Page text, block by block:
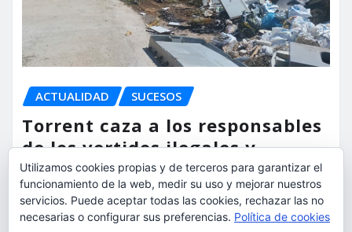
ACTUALIDAD SUCESOS
Torrent caza a los responsables
de los vertidos ilegales y
endurece las sanciones
torrent al dia Ago 7, 2026
Utilizamos cookies propias y de terceros para garantizar el
funcionamiento de la web, medir su uso y mejorar nuestros
servicios. Puede aceptar todas las cookies, rechazar las no
necesarias o configurar sus preferencias. Política de cookies